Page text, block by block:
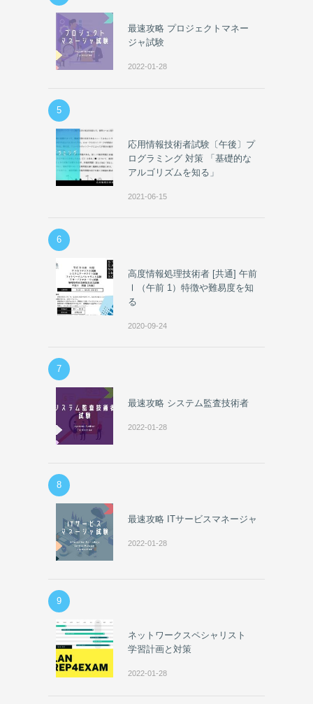
最速攻略 プロジェクトマネー
ジャ試験
2022-01-28
5
応用情報技術者試験〔午後〕プ
ログラミング 対策 「基礎的な
アルゴリズムを知る」
2021-06-15
6
高度情報処理技術者 [共通] 午前
Ⅰ（午前 1）特徴や難易度を知
る
2020-09-24
7
最速攻略 システム監査技術者
2022-01-28
8
最速攻略 ITサービスマネージャ
2022-01-28
9
ネットワークスペシャリスト
学習計画と対策
2022-01-28